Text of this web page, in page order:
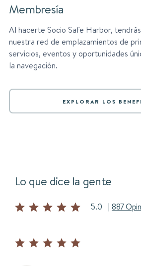
Membresía
Al hacerte Socio Safe Harbor,
nuestra red de emplazamientos de
servicios, eventos y oportunidades
la navegación.
EXPLORAR LOS
Lo que dice la gente
5.0 | 887